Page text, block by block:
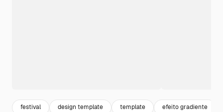
festival design template template efeito gradiente